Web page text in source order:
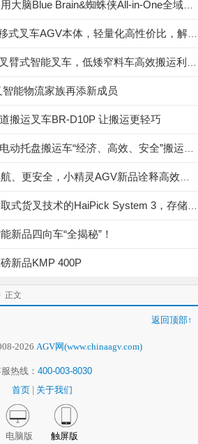
能物流家族再添新成员
搬运叉车BR-D10P 让搬运更轻巧
新品四向车“全揭秘”！
新品KMP 400P
正文
返回顶部↑
2026 AGV网(www.chinaagv.com)
热线： 400-003-8030
首页
关于我们
电脑版 触屏版